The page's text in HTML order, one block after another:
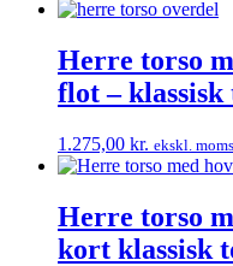
Herre torso
flot – klassisk
1.275,00 kr. ekskl. moms
Herre torso
kort klassisk